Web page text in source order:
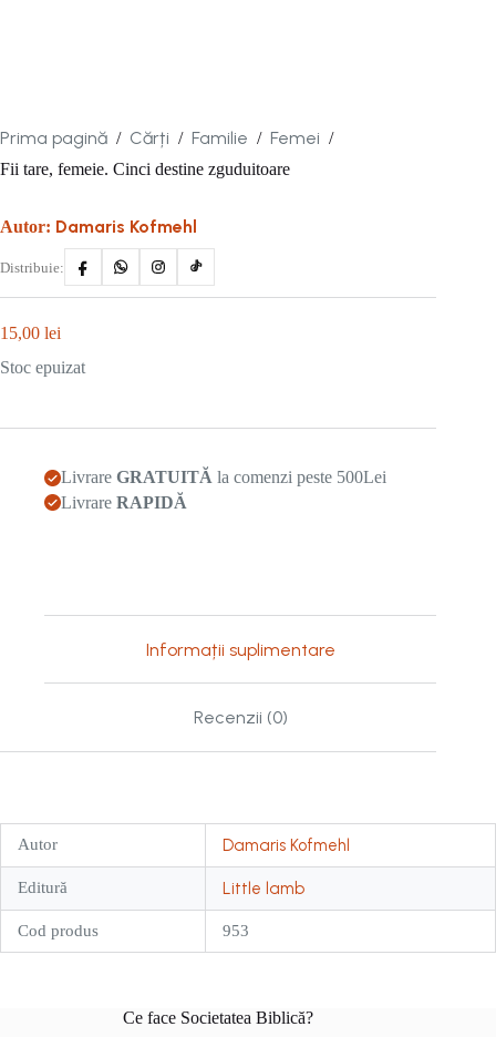
Prima pagină / Cărți / Familie / Femei /
Fii tare, femeie. Cinci destine zguduitoare
Autor: Damaris Kofmehl
Distribuie:
15,00 lei
Stoc epuizat
Livrare GRATUITĂ la comenzi peste 500Lei
Livrare RAPIDĂ
Informații suplimentare
Recenzii (0)
Autor Damaris Kofmehl
Editură Little lamb
Cod produs 953
Ce face Societatea Biblică?